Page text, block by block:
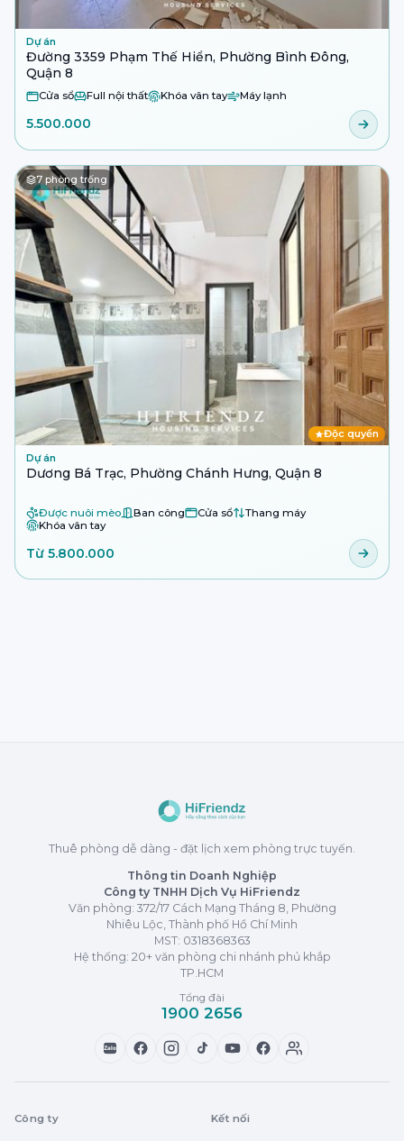
Dự án
Đường 3359 Phạm Thế Hiển, Phường Bình Đông,
Quận 8
Cửa sổ Full nội thất Khóa vân tay Máy lạnh
5.500.000
7 phòng trống
Độc quyền
Dự án
Dương Bá Trạc, Phường Chánh Hưng, Quận 8
Được nuôi mèo Ban công Cửa sổ
Thang máy
Khóa vân tay
Từ 5.800.000
Thuê phòng dễ dàng - đặt lịch xem phòng trực tuyến.
Thông tin Doanh Nghiệp
Công ty TNHH Dịch Vụ HiFriendz
Văn phòng: 372/17 Cách Mạng Tháng 8, Phường
Nhiêu Lộc, Thành phố Hồ Chí Minh
MST: 0318368363
Hệ thống: 20+ văn phòng chi nhánh phủ khắp
TP.HCM
Tổng đài
1900 2656
Zalo
Công ty Kết nối